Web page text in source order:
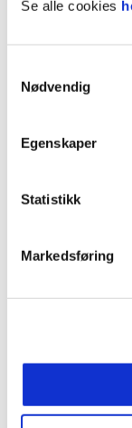
Se alle cookies
Nødvendig
Egenskaper
Statistikk
Markedsføring
1
21
15